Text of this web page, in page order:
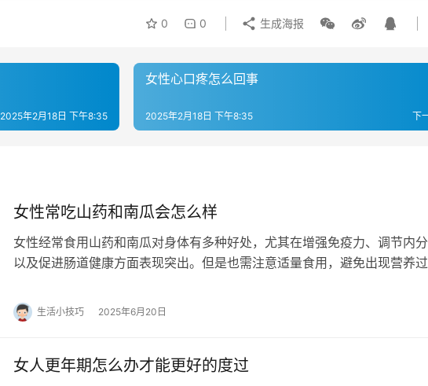
0 0 生成海报
2025年2月18日 下午8:35
女性心口疼怎么回事
下
2025年2月18日 下午8:35
女性常吃山药和南瓜会怎么样
女性经常食用山药和南瓜对身体有多种好处，尤其在增强免疫力、调节内
以及促进肠道健康方面表现突出。但是也需注意适量食用，避免出现营养过
生活小技巧 2025年6月20日
女人更年期怎么办才能更好的度过